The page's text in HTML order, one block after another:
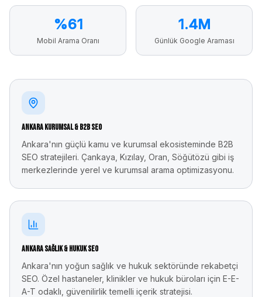
%61
Mobil Arama Oranı
1.4M
Günlük Google Araması
Ankara Kurumsal & B2B SEO
Ankara'nın güçlü kamu ve kurumsal ekosisteminde B2B
SEO stratejileri. Çankaya, Kızılay, Oran, Söğütözü gibi iş
merkezlerinde yerel ve kurumsal arama optimizasyonu.
Ankara Sağlık & Hukuk SEO
Ankara'nın yoğun sağlık ve hukuk sektöründe rekabetçi
SEO. Özel hastaneler, klinikler ve hukuk büroları için E-E-
A-T odaklı, güvenilirlik temelli içerik stratejisi.